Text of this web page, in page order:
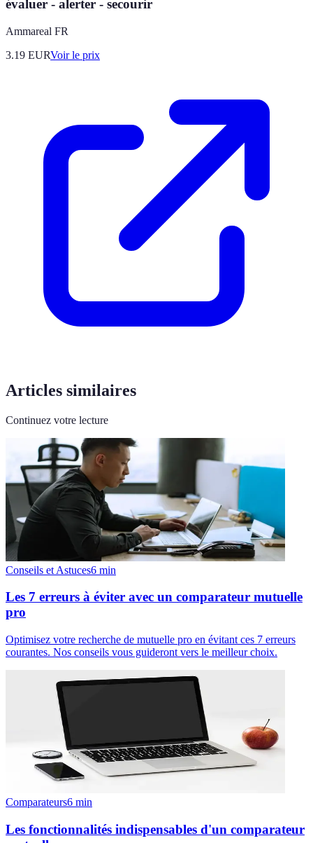
évaluer - alerter - secourir
Ammareal FR
3.19 EURVoir le prix
Articles similaires
Continuez votre lecture
Conseils et Astuces6 min
Les 7 erreurs à éviter avec un comparateur mutuelle
pro
Optimisez votre recherche de mutuelle pro en évitant ces 7 erreurs
courantes. Nos conseils vous guideront vers le meilleur choix.
Comparateurs6 min
Les fonctionnalités indispensables d'un comparateur